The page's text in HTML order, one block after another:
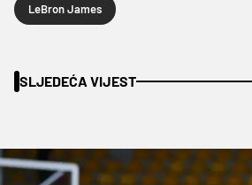
LeBron James
SLJEDEĆA VIJEST